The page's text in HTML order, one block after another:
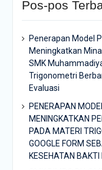
Pos-pos
Penerapan Model
Meningkatkan
SMK
Trigonometri
Evaluasi
PENERAPAN
MENINGKATKAN
PADA MATERI
GOOGLE FORM
KESEHATAN